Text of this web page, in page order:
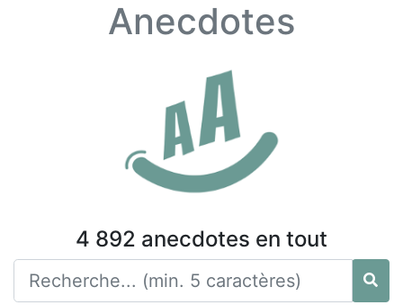
Anecdotes
4 892 anecdotes en tout